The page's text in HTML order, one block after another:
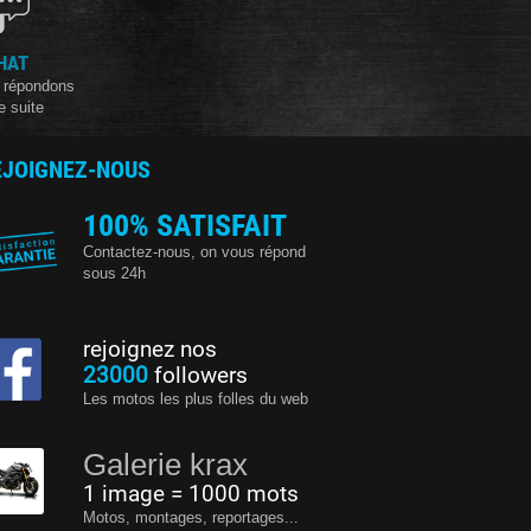
suite
NOUS
100% SATISFAIT
Contactez-nous, on vous répond
sous 24h
rejoignez nos
23000followers
Les motos les plus folles du web
Galerie krax
1 image = 1000 mots
Motos, montages, reportages...